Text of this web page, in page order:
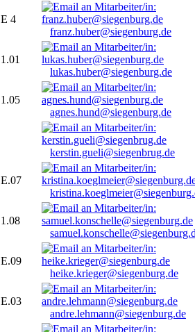
E 4
franz.huber@siegenburg.de
1.01
lukas.huber@siegenburg.de
1.05
agnes.hund@siegenburg.de
kerstin.gueli@siegenbrug.de
E.07
1.08
E.09
heike.krieger@siegenburg.de
E.03
andre.lehmann@siegenburg.de